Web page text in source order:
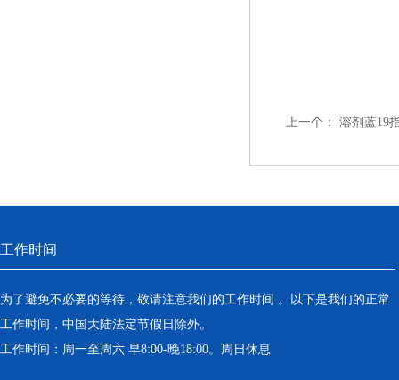
上一个： 溶剂蓝19
工作时间
为了避免不必要的等待，敬请注意我们的工作时间 。以下是我们的正常
工作时间，中国大陆法定节假日除外。
工作时间：周一至周六 早8:00-晚18:00。周日休息